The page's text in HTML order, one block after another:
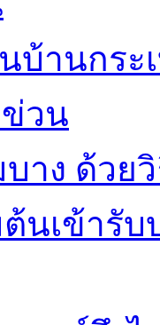
บ้านกร
วน
าง ด้วย
นเข้ารั